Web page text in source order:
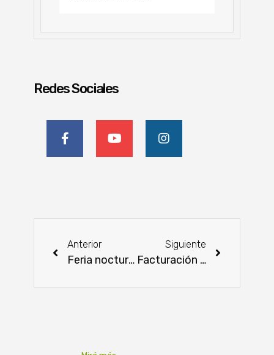
Redes Sociales
Anterior
Feria nocturna de la Agricultura Familiar «Añua»
Siguiente
Facturación electrónica contribuirá con la lucha contra el contrabando